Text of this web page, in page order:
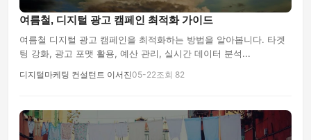
여름철, 디지털 광고 캠페인 최적화 가이드
여름철 디지털 광고 캠페인을 최적화하는 방법을 알아봅니다. 타겟
팅 강화, 광고 포맷 활용, 예산 관리, 실시간 데이터 분석...
디지털마케팅 컨설턴트 이서진05-22조회 82